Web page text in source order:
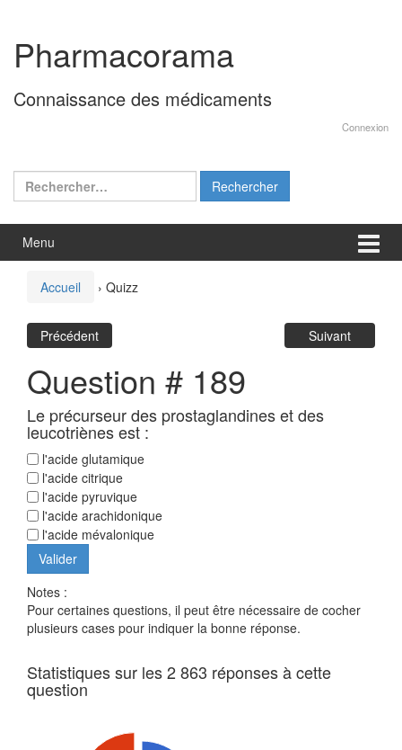
contenu
menu
principal
Pharmacorama
Connaissance des médicaments
Connexion
Rechercher :
Menu
Accueil › Quizz
Précédent Suivant
Question # 189
Le précurseur des prostaglandines et des
leucotriènes est :
l'acide glutamique
l'acide citrique
l'acide pyruvique
l'acide arachidonique
l'acide mévalonique
Notes :
Pour certaines questions, il peut être nécessaire de cocher
plusieurs cases pour indiquer la bonne réponse.
Statistiques sur les 2 863 réponses à cette
question